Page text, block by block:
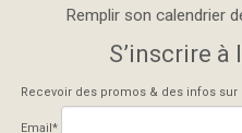
Remplir son calendrier
S’inscrire
Recevoir des promos & des infos
Email*